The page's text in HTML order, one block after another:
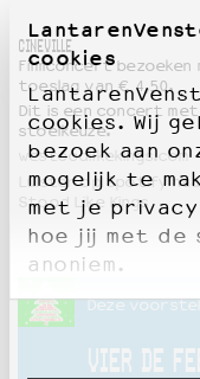
cookies
cookies. Wij
bezoek aan
mogelijk te
met je privacy
hoe jij met de
anoniem.
CINEVILLE
Filmconcert bezoeken
toeslag van € 4,50.
Dit is een concert
stoelkeuze.
westoodlikekings.com
Luister op Spotify
Stood Like Kings
Deze
VIER DE